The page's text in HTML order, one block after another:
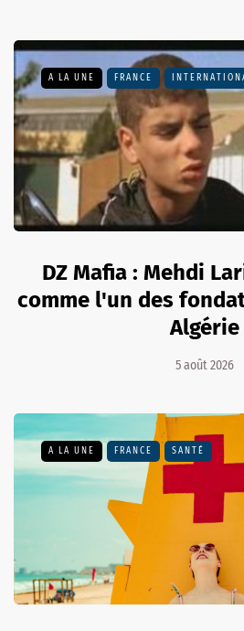
A LA UNE FRANCE
DZ Mafia : Mehdi
comme l'un des
Algérie
5 août 2026
A LA UNE FRANCE SANTÉ